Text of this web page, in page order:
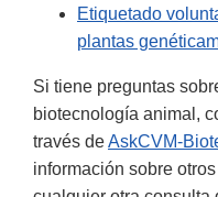
Etiquetado
plantas
Si tiene preguntas
biotecnología animal,
través deAskCVM-
información sobre